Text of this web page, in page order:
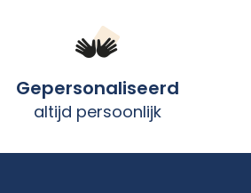
Gepersonaliseerd
altijd persoonlijk